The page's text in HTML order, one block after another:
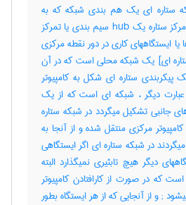
ستاره ای یک هم بندی شبکه که به
شکل ستاره می باشد در مرکز ستاره یک hub سیم بندی یا تمرکز
یا ایستگاههای کاری در دور نقطه مرکزی
ای] یک شبکه محلی است که در آن
پیکربندی ستاره ای شکل به کامپیوتر
دیگر ، شبکه ای است که از یک
های جانبی تشکیل میگردد در شبکه ستاره
مرکزی منتقل شده و از آنجا به
در شبکه ستاره ای اگر ایستگاهی
دیگر هیچ تابثیری نمیگذارد البته
که در صورت از کارافتادن کامپیوتر
مرکزی ، کل شبکه فلج میشود‎ ; و از آنجایی که از هر ایستگاه بطور